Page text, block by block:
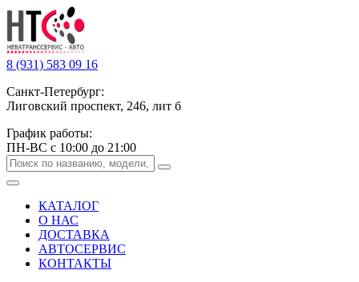
8 (931) 583 09 16
Санкт-Петербург:
Лиговский проспект, 246, лит б
График работы:
ПН-ВС с 10:00 до 21:00
КАТАЛОГ
О НАС
ДОСТАВКА
АВТОСЕРВИС
КОНТАКТЫ